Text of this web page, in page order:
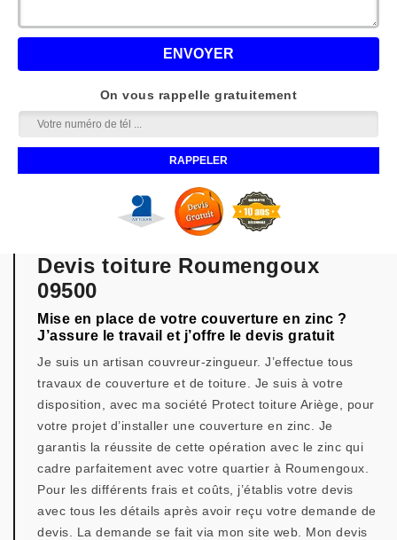
On vous rappelle gratuitement
Devis toiture Roumengoux
09500
Mise en place de votre couverture en zinc ?
J’assure le travail et j’offre le devis gratuit
Je suis un artisan couvreur-zingueur. J’effectue tous
travaux de couverture et de toiture. Je suis à votre
disposition, avec ma société Protect toiture Ariège, pour
votre projet d’installer une couverture en zinc. Je
garantis la réussite de cette opération avec le zinc qui
cadre parfaitement avec votre quartier à Roumengoux.
Pour les différents frais et coûts, j’établis votre devis
avec tous les détails après avoir reçu votre demande de
devis. La demande se fait via mon site web. Mon devis